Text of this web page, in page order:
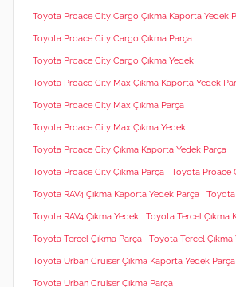
Toyota Proace City Cargo Çıkma Kaporta Yedek
Toyota Proace City Cargo Çıkma Parça
Toyota Proace City Cargo Çıkma Yedek
Toyota Proace City Max Çıkma Kaporta Yedek
Toyota Proace City Max Çıkma Parça
Toyota Proace City Max Çıkma Yedek
Toyota Proace City Çıkma Kaporta Yedek Parça
Toyota Proace City Çıkma Parça Toyota Proace
Toyota RAV4 Çıkma Kaporta Yedek Parça Toyota
Toyota RAV4 Çıkma Yedek Toyota Tercel Çıkma
Toyota Tercel Çıkma Parça Toyota Tercel Çıkma
Toyota Urban Cruiser Çıkma Kaporta Yedek Parça
Toyota Urban Cruiser Çıkma Parça